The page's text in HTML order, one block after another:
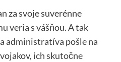
za svoje suverénne
veria s vášňou. A tak
administratíva pošle na
ich skutočne